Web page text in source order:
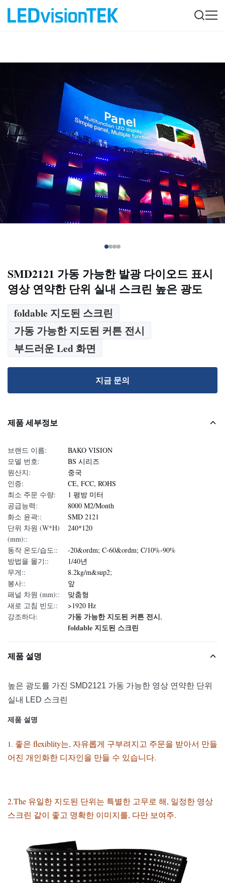
SMD2121 가동 가능한 발광 다이오드 표시
영상 연약한 단위 실내 스크린 높은 광도
foldable 지도된 스크린
가동 가능한 지도된 커튼 전시
부드러운 Led 화면
지금 문의
제품 세부정보
브랜드 이름:
BAKO VISION
모델 번호:
BS 시리즈
원산지:
중국
인증:
CE, FCC, ROHS
최소 주문 수량:
1 평방 미터
공급능력:
8000 M2/Month
화소 윤곽::
SMD 2121
단위 차원 (W*H)
(mm)::
240*120
동작 온도/습도::
-20&ordm; C-60&ordm; C/10%-90%
방법을 몰기::
1/40년
무게::
8.2kg/m&sup2;
봉사::
앞
패널 차원 (mm)::
맞춤형
새로 고침 빈도::
>1920 Hz
강조하다:
가동 가능한 지도된 커튼 전시,
foldable 지도된 스크린
제품 설명
높은 광도를 가진 SMD2121 가동 가능한 영상 연약한 단위
실내 LED 스크린
제품 설명
1. 좋은 flexiblity는, 자유롭게 구부려지고 주문을 받아서 만들
어진 개인화한 디자인을 만들 수 있습니다.
2.The 유일한 지도된 단위는 특별한 고무로 해, 일정한 영상
스크린 같이 좋고 명확한 이미지를, 다만 보여주.